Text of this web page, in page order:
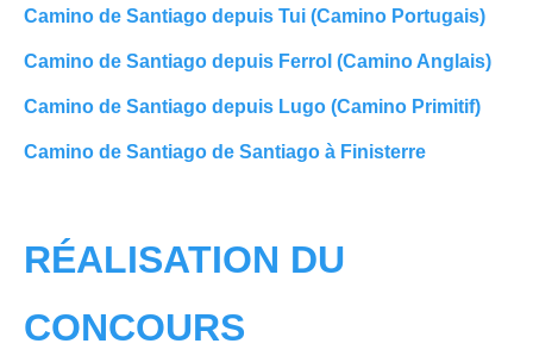
Camino de Santiago depuis Tui (Camino Portugais)
Camino de Santiago depuis Ferrol (Camino Anglais)
Camino de Santiago depuis Lugo (Camino Primitif)
Camino de Santiago de Santiago à Finisterre
RÉALISATION DU
CONCOURS